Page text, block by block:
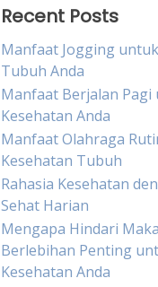
Recent Posts
Manfaat Jogging
Tubuh Anda
Manfaat Berjalan Pagi
Kesehatan Anda
Manfaat Olahraga
Kesehatan Tubuh
Rahasia Kesehatan
Sehat Harian
Mengapa Hindari
Berlebihan Penting
Kesehatan Anda